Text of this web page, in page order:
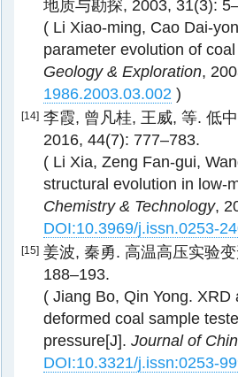
地质与勘探, 2003, 31(3):
( Li Xiao-ming, Cao Dai-
parameter evolution of
Geology & Exploration,
1986.2003.03.002 )
[14] 李霞, 曾凡桂, 王威, 等. 低
2016, 44(7): 777–783.
( Li Xia, Zeng Fan-gui,
structural evolution in low-
Chemistry & Technology,
DOI:10.3969/j.issn.0253-
[15] 姜波, 秦勇. 高温高压实验
188–193.
( Jiang Bo, Qin Yong.
deformed coal sample
pressure[J]. Journal of
DOI:10.3321/j.issn:0253-